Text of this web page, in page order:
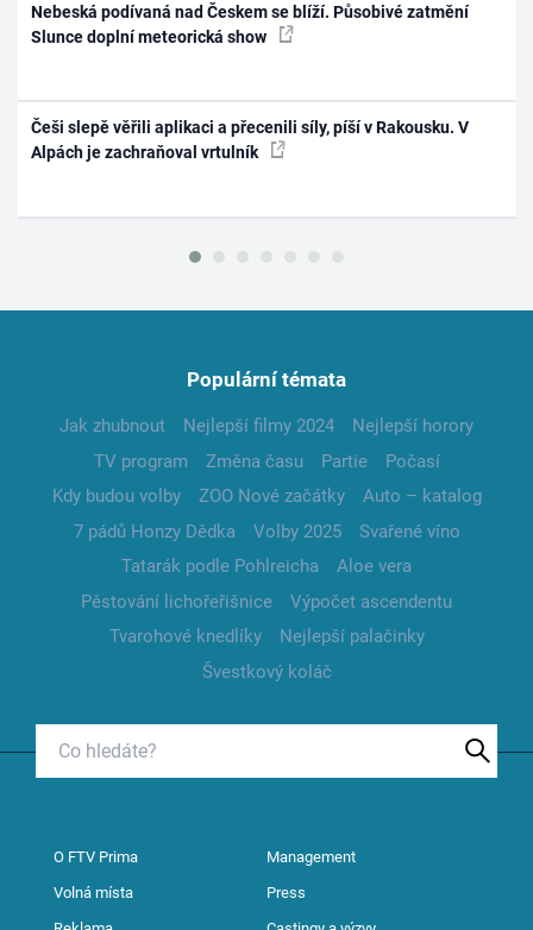
Nebeská podívaná nad Českem se blíží. Působivé zatmění
Slunce doplní meteorická show
Češi slepě věřili aplikaci a přecenili síly, píší v Rakousku. V
Alpách je zachraňoval vrtulník
Populární témata
Jak zhubnout Nejlepší filmy 2024
Nejlepší horory
TV program
Změna času Partie
Počasí
Kdy budou volby
ZOO Nové začátky
Auto – katalog
7 pádů Honzy Dědka
Volby 2025
Svařené víno
Tatarák podle Pohlreicha
Aloe vera
Pěstování lichořeřišnice
Výpočet ascendentu
Tvarohové knedlíky
Nejlepší palačinky
Švestkový koláč
O FTV Prima Management
Volná místa Press